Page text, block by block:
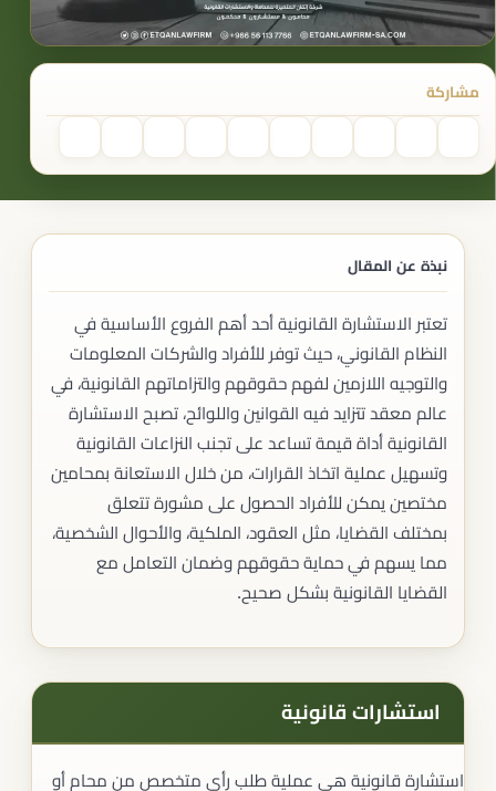
مشاركة
نبذة عن المقال
تعتبر الاستشارة القانونية أحد أهم الفروع الأساسية في
النظام القانوني، حيث توفر للأفراد والشركات المعلومات
والتوجيه اللازمين لفهم حقوقهم والتزاماتهم القانونية، في
عالم معقد تتزايد فيه القوانين واللوائح، تصبح الاستشارة
القانونية أداة قيمة تساعد على تجنب النزاعات القانونية
وتسهيل عملية اتخاذ القرارات، من خلال الاستعانة بمحامين
مختصين يمكن للأفراد الحصول على مشورة تتعلق
بمختلف القضايا، مثل العقود، الملكية، والأحوال الشخصية،
مما يسهم في حماية حقوقهم وضمان التعامل مع
القضايا القانونية بشكل صحيح.
استشارات قانونية
استشارة قانونية هي عملية طلب رأي متخصص من محامٍ أو